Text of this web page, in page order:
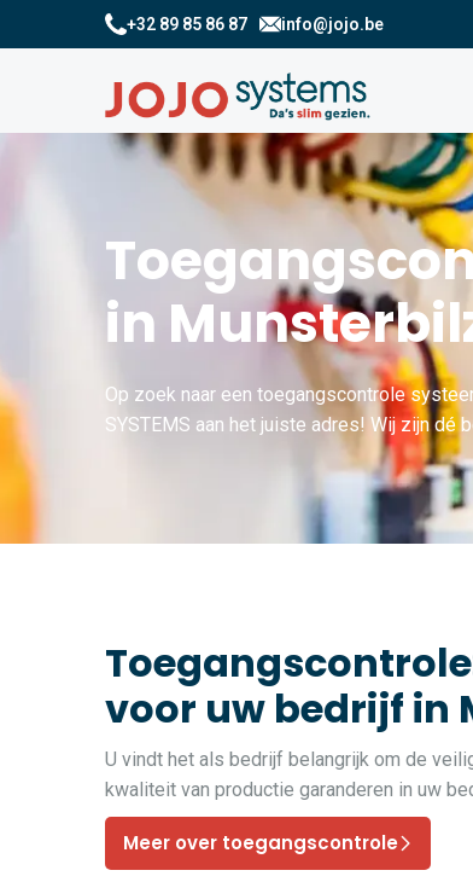
+32 89 85 86 87 info@jojo.be
in
Op zoek naar een toegangscontrole
SYSTEMS aan het juiste adres! Wij zijn
voor uw bedrijf in
U vindt het als bedrijf belangrijk om de
kwaliteit van productie garanderen in uw
Meer over toegangscontrole